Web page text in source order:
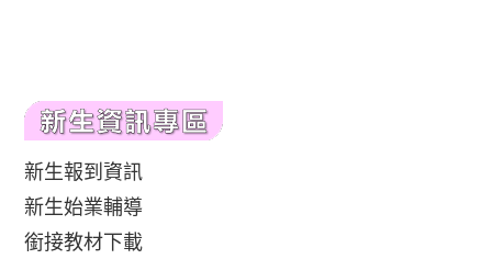
新生報到資訊
新生始業輔導
銜接教材下載